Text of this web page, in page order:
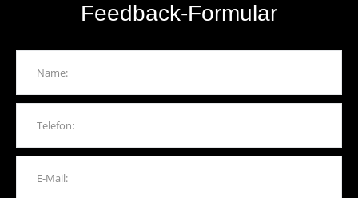
Feedback-Formular